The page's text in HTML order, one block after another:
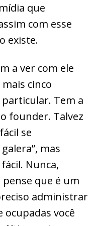
que
com esse
existe.
a ver com ele
cinco
Tem a
founder. Talvez
se
mas
Nunca,
que é um
administrar
ocupadas você